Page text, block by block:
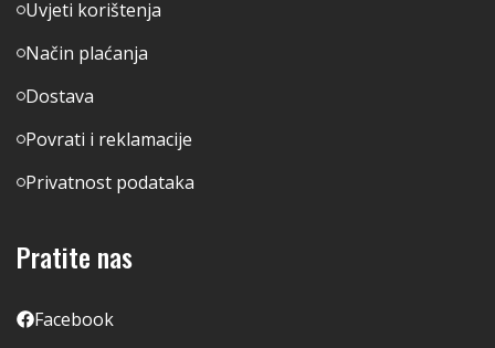
Uvjeti korištenja
Način plaćanja
Dostava
Povrati i reklamacije
Privatnost podataka
Pratite nas
Facebook